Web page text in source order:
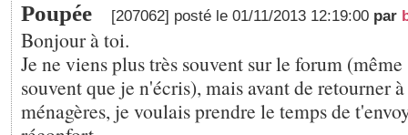
Poupée [207062] posté le 01/11/2013 12:19:00 par
Bonjour à toi.
Je ne viens plus très souvent sur le forum
souvent que je n'écris), mais avant de retourner
ménagères, je voulais prendre le temps de